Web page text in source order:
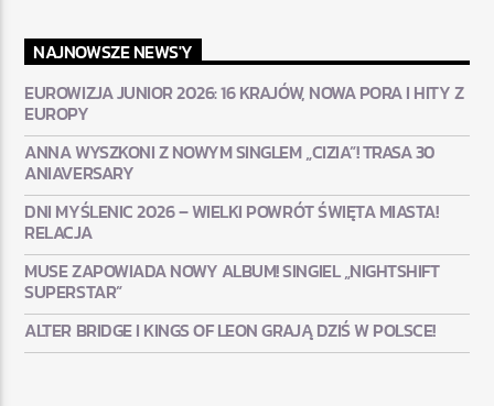
NAJNOWSZE NEWS'Y
EUROWIZJA JUNIOR 2026: 16 KRAJÓW, NOWA PORA I HITY Z
EUROPY
ANNA WYSZKONI Z NOWYM SINGLEM „CIZIA”! TRASA 30
ANIAVERSARY
DNI MYŚLENIC 2026 – WIELKI POWRÓT ŚWIĘTA MIASTA!
RELACJA
MUSE ZAPOWIADA NOWY ALBUM! SINGIEL „NIGHTSHIFT
SUPERSTAR”
ALTER BRIDGE I KINGS OF LEON GRAJĄ DZIŚ W POLSCE!